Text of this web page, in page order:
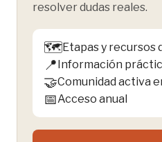
resolver dudas reales.
🗺️Etapas y recursos
📍 Información
🤝Comunidad activa
📅Acceso anual